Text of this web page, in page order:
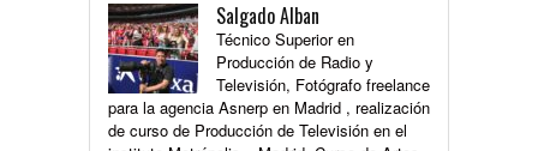
Salgado Alban
Técnico Superior en
Producción de Radio y
Televisión, Fotógrafo freelance
para la agencia Asnerp en Madrid , realización
de curso de Producción de Televisión en el